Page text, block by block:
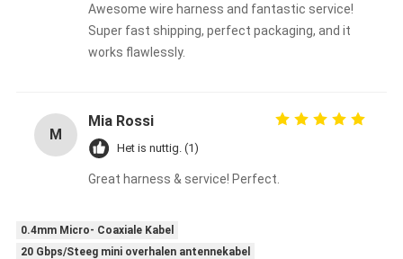
Awesome wire harness and fantastic service!
Super fast shipping, perfect packaging, and it
works flawlessly.
M
Mia Rossi
Het is nuttig. (1)
Great harness & service! Perfect.
0.4mm Micro- Coaxiale Kabel
20 Gbps/Steeg mini overhalen antennekabel